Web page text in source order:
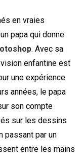
en vraies
papa qui donne
. Avec sa
vision enfantine est
une expérience
années, le papa
son compte
sur les dessins
passant par un
entre les mains